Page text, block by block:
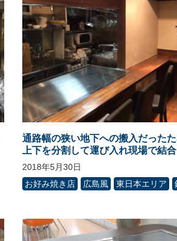
通路幅の狭い地下への搬入だった
上下を分割して運び入れ現場で結合
2018年5月30日
お好み焼き店
広島風 東日本エリア